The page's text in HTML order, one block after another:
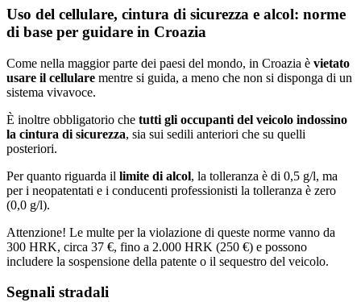
Uso del cellulare, cintura di sicurezza e alcol: norme
di base per guidare in Croazia
Come nella maggior parte dei paesi del mondo, in Croazia è vietato
usare il cellulare mentre si guida, a meno che non si disponga di un
sistema vivavoce.
È inoltre obbligatorio che tutti gli occupanti del veicolo indossino
la cintura di sicurezza, sia sui sedili anteriori che su quelli
posteriori.
Per quanto riguarda il limite di alcol, la tolleranza è di 0,5 g/l, ma
per i neopatentati e i conducenti professionisti la tolleranza è zero
(0,0 g/l).
Attenzione! Le multe per la violazione di queste norme vanno da
300 HRK, circa 37 €, fino a 2.000 HRK (250 €) e possono
includere la sospensione della patente o il sequestro del veicolo.
Segnali stradali